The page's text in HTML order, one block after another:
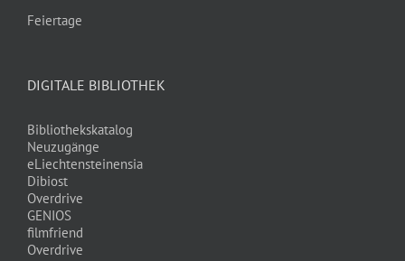
Feiertage
DIGITALE BIBLIOTHEK
Bibliothekskatalog
Neuzugänge
eLiechtensteinensia
Dibiost
Overdrive
GENIOS
filmfriend
Overdrive